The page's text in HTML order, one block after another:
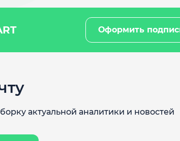
Оформить
актуальной аналитики и новостей